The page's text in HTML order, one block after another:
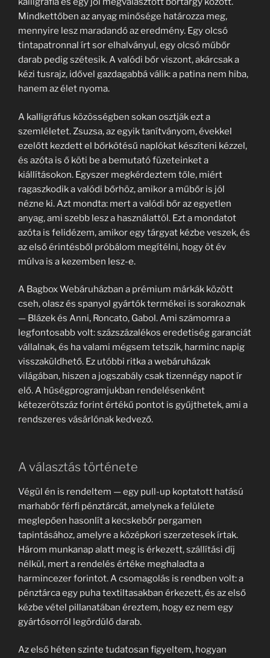
Mindkettőben az anyag minősége határozza meg,
mennyire lesz maradandó az eredmény. Egy olcsó
tintapatronnal írt sor elhalványul, egy olcsó műbőr
darab pedig szétesik. A valódi bőr viszont, akárcsak a
kézi tusrajz, idővel gazdagabbá válik: a patina nem hiba,
hanem az élet nyoma.
A kalligráfus közösségben sokan osztják ezt a
szemléletet. Zsuzsa, az egyik tanítványom, évekkel
ezelőtt kezdett el bőrkötésű naplókat készíteni kézzel,
és azóta is ő köti be a bemutató füzeteinket a
kiállításokon. Egyszer megkérdeztem tőle, miért
ragaszkodik a valódi bőrhöz, amikor a műbőr is jól
nézne ki. Azt mondta: mert a valódi bőr az egyetlen
anyag, ami szebb lesz a használattól. Ezt a mondatot
azóta is felidézem, amikor egy tárgyat kézbe veszek, és
az első érintésből próbálom megítélni, hogy öt év
múlva is a kezemben lesz-e.
A Bagbox Webáruházban a prémium márkák között
cseh, olasz és spanyol gyártók termékei is sorakoznak
— Blázek és Anni, Roncato, Gabol. Ami számomra a
legfontosabb volt: százszázalékos eredetiség garanciát
vállalnak, és ha valami mégsem tetszik, harminc napig
visszaküldhető. Ez utóbbi ritka a webáruházak
világában, hiszen a jogszabály csak tizennégy napot ír
elő. A hűségprogramjukban rendelésenként
kétezerötszáz forint értékű pontot is gyűjthetek, ami a
rendszeres vásárlónak kedvező.
A választás története
Végül én is rendeltem — egy pull-up koptatott hatású
marhabőr férfi pénztárcát, amelynek a felülete
meglepően hasonlít a kecskebőr pergamen
tapintásához, amelyre a középkori szerzetesek írtak.
Három munkanap alatt meg is érkezett, szállítási díj
nélkül, mert a rendelés értéke meghaladta a
harmincezer forintot. A csomagolás is rendben volt: a
pénztárca egy puha textiltasakban érkezett, és az első
kézbe vétel pillanatában éreztem, hogy ez nem egy
gyártósorról legördülő darab.
Az első héten szinte tudatosan figyeltem, hogyan